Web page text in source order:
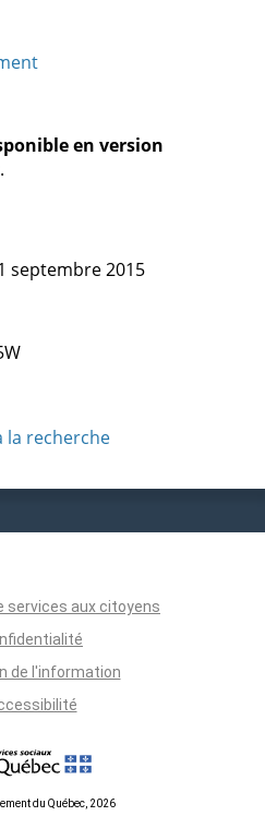
en version
.
septembre 2015
la recherche
services aux citoyens
de l'information
du Québec, 2026